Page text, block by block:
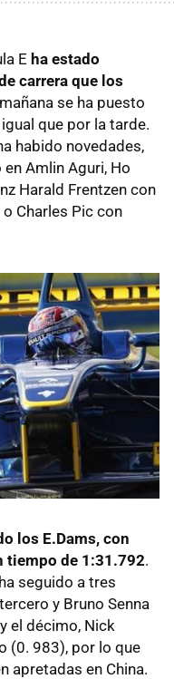
E ha estado
carrera que los
se ha puesto
que por la tarde.
habido novedades,
Amlin Aguri, Ho
Harald Frentzen con
Charles Pic con
los E.Dams, con
tiempo de 1:31.792.
seguido a tres
y Bruno Senna
el décimo, Nick
(0. 983), por lo que
apretadas en China.